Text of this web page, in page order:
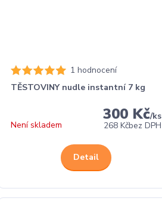
1 hodnocení
TĚSTOVINY nudle instantní 7 kg
300 Kč/ks
268 Kčbez DPH
Není skladem
Detail